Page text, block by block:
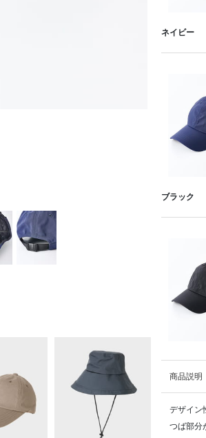
ネイビー
ブラック
商品説明
デザイン
つば部分